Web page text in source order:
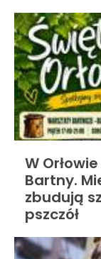
W
Bartny.
zbudują
pszczół